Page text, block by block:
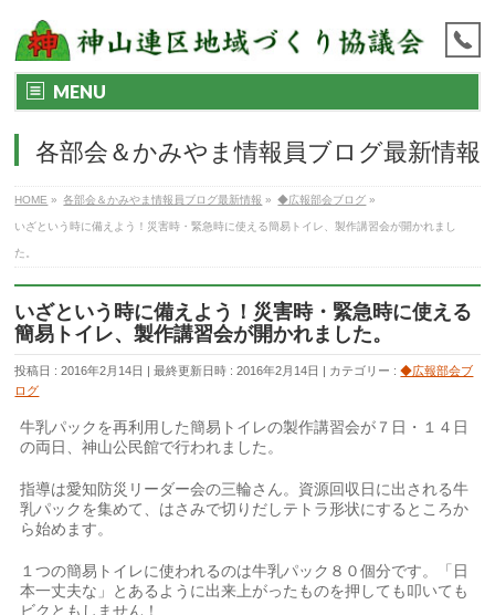
MENU
各部会＆かみやま情報員ブログ最新情報
HOME » 各部会＆かみやま情報員ブログ最新情報 » ◆広報部会ブログ »
いざという時に備えよう！災害時・緊急時に使える簡易トイレ、製作講習会が開かれまし
た。
いざという時に備えよう！災害時・緊急時に使える
簡易トイレ、製作講習会が開かれました。
投稿日 : 2016年2月14日 最終更新日時 : 2016年2月14日 カテゴリー :◆広報部会ブ
ログ
牛乳パックを再利用した簡易トイレの製作講習会が７日・１４日
の両日、神山公民館で行われました。
指導は愛知防災リーダー会の三輪さん。資源回収日に出される牛
乳パックを集めて、はさみで切りだしテトラ形状にするところか
ら始めます。
１つの簡易トイレに使われるのは牛乳パック８０個分です。「日
本一丈夫な」とあるように出来上がったものを押しても叩いても
ビクともしません！